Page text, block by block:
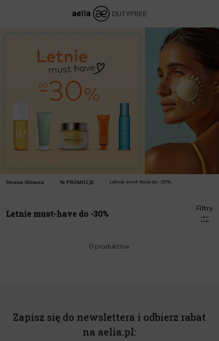
Strona Główna % PROMOCJE Letnie must-have do -30%
Letnie must-have do -30%
Filtry
0 produktów
Zapisz się do newslettera i odbierz rabat
na aelia.pl: